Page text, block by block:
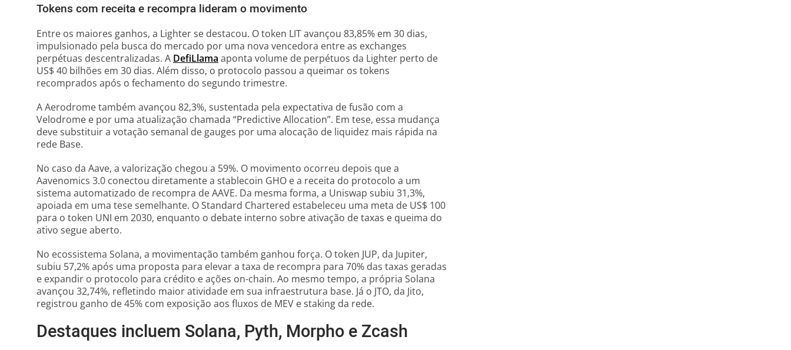
Tokens com receita e recompra lideram o movimento
Entre os maiores ganhos, a Lighter se destacou. O token LIT avançou 83,85% em 30 dias,
impulsionado pela busca do mercado por uma nova vencedora entre as exchanges
perpétuas descentralizadas. A DefiLlama aponta volume de perpétuos da Lighter perto de
US$ 40 bilhões em 30 dias. Além disso, o protocolo passou a queimar os tokens
recomprados após o fechamento do segundo trimestre.
A Aerodrome também avançou 82,3%, sustentada pela expectativa de fusão com a
Velodrome e por uma atualização chamada “Predictive Allocation”. Em tese, essa mudança
deve substituir a votação semanal de gauges por uma alocação de liquidez mais rápida na
rede Base.
No caso da Aave, a valorização chegou a 59%. O movimento ocorreu depois que a
Aavenomics 3.0 conectou diretamente a stablecoin GHO e a receita do protocolo a um
sistema automatizado de recompra de AAVE. Da mesma forma, a Uniswap subiu 31,3%,
apoiada em uma tese semelhante. O Standard Chartered estabeleceu uma meta de US$ 100
para o token UNI em 2030, enquanto o debate interno sobre ativação de taxas e queima do
ativo segue aberto.
No ecossistema Solana, a movimentação também ganhou força. O token JUP, da Jupiter,
subiu 57,2% após uma proposta para elevar a taxa de recompra para 70% das taxas geradas
e expandir o protocolo para crédito e ações on-chain. Ao mesmo tempo, a própria Solana
avançou 32,74%, refletindo maior atividade em sua infraestrutura base. Já o JTO, da Jito,
registrou ganho de 45% com exposição aos fluxos de MEV e staking da rede.
Destaques incluem Solana, Pyth, Morpho e Zcash